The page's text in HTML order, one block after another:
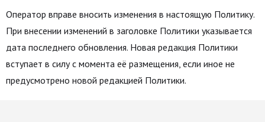
Оператор вправе вносить изменения в настоящую Политику.
При внесении изменений в заголовке Политики указывается
дата последнего обновления. Новая редакция Политики
вступает в силу с момента её размещения, если иное не
предусмотрено новой редакцией Политики.